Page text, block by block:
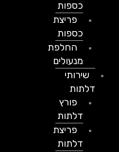
כספות
פריצת
כספות
החלפת
מנעולים
שירותי
דלתות
פורץ
דלתות
פריצת
דלתות